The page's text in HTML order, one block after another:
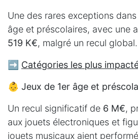
Une des rares exceptions
âge et préscolaires, avec une
519 K€, malgré un recul global.
➡️ Catégories les plus
👶 Jeux de 1er âge et
Un recul significatif de 6 M€,
aux jouets électroniques et
jouets musicaux aient